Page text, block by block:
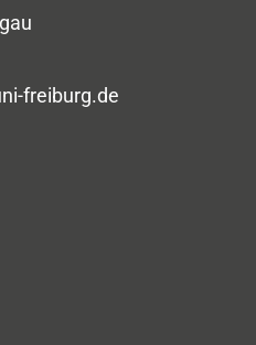
freiburg.de